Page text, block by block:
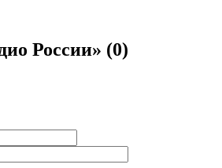
России» (0)